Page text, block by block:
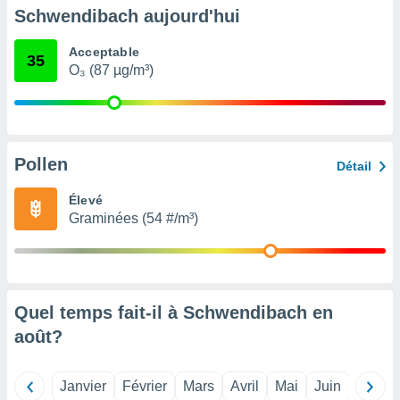
ou
de la
non
des
le
en
Schwendibach aujourd'hui
35 Acceptable
O₃ (87 µg/m³)
Pollen Détail
Élevé
Graminées (54 #/m³)
Quel temps fait-il à Schwendibach en
août?
Janvier Février Mars Avril Mai Juin Juillet